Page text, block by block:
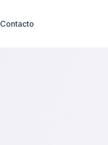
Contacto